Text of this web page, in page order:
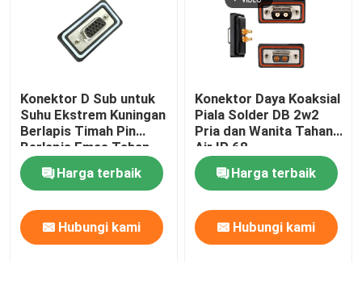
Konektor D Sub untuk
Suhu Ekstrem Kuningan
Berlapis Timah Pin
Berlapis Emas Tahan
Air IP68 -55°C Hingga
125°CHarga terbaik
Hubungi kami
Konektor Daya Koaksial
Piala Solder DB 2w2
Pria dan Wanita Tahan
Air IP 68
Harga terbaik
Hubungi kami